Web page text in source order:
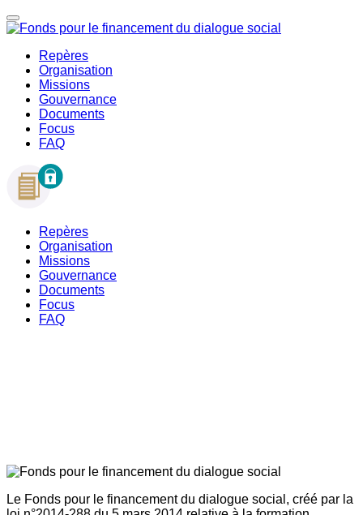
Repères
Organisation
Missions
Gouvernance
Documents
Focus
FAQ
Repères
Organisation
Missions
Gouvernance
Documents
Focus
FAQ
Le Fonds pour le financement du dialogue social, créé par la